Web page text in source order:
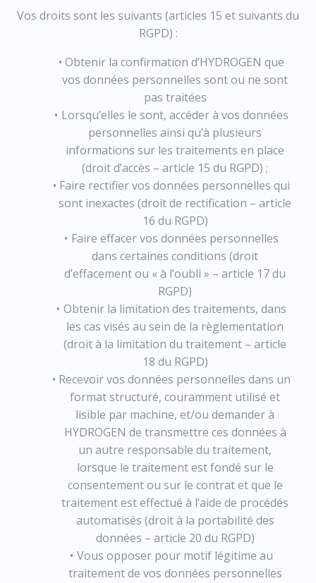
Vos droits sont les suivants (articles 15 et suivants du
RGPD) :
Obtenir la confirmation d’HYDROGEN que
vos données personnelles sont ou ne sont
pas traitées
Lorsqu’elles le sont, accéder à vos données
personnelles ainsi qu’à plusieurs
informations sur les traitements en place
(droit d’accès – article 15 du RGPD) ;
Faire rectifier vos données personnelles qui
sont inexactes (droit de rectification – article
16 du RGPD)
Faire effacer vos données personnelles
dans certaines conditions (droit
d’effacement ou « à l’oubli » – article 17 du
RGPD)
Obtenir la limitation des traitements, dans
les cas visés au sein de la règlementation
(droit à la limitation du traitement – article
18 du RGPD)
Recevoir vos données personnelles dans un
format structuré, couramment utilisé et
lisible par machine, et/ou demander à
HYDROGEN de transmettre ces données à
un autre responsable du traitement,
lorsque le traitement est fondé sur le
consentement ou sur le contrat et que le
traitement est effectué à l’aide de procédés
automatisés (droit à la portabilité des
données – article 20 du RGPD)
Vous opposer pour motif légitime au
traitement de vos données personnelles